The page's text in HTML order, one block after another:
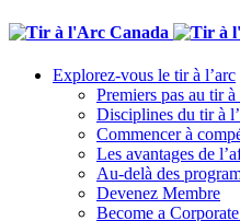
Explorez-vous le tir à l’arc
Premiers pas au tir à
Disciplines du tir à
Commencer à
Les avantages de
Au-delà des
Devenez Membre
Become a